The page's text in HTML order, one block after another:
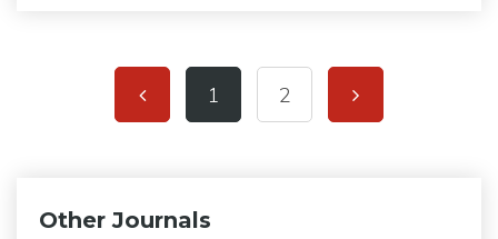
1 2
Other Journals